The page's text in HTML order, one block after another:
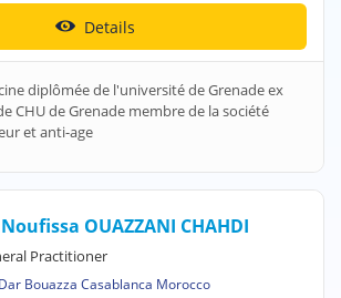
Details
diplômée de l'université de Grenade ex
CHU de Grenade membre de la société
et anti-age
OUAZZANI CHAHDI
Practitioner
Dar Bouazza Casablanca Morocco